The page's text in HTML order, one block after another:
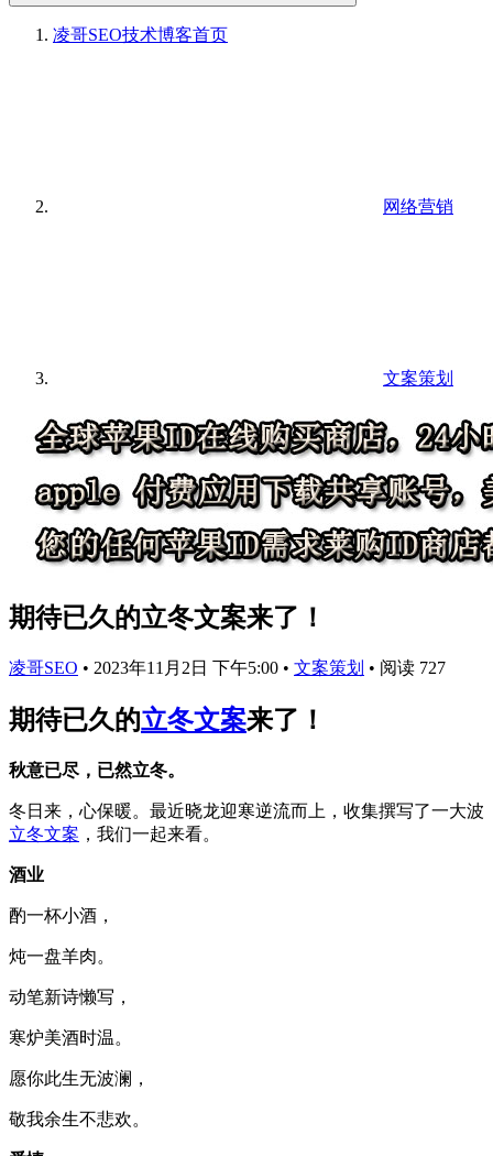
凌哥SEO技术博客首页
网络营销
文案策划
期待已久的立冬文案来了！
凌哥SEO • 2023年11月2日 下午5:00 • 文案策划 • 阅读 727
期待已久的立冬文案来了！
秋意已尽，已然立冬。
冬日来，心保暖。最近晓龙迎寒逆流而上，收集撰写了一大波
立冬文案 ，我们一起来看。
酒业
酌一杯小酒，
炖一盘羊肉。
动笔新诗懒写，
寒炉美酒时温。
愿你此生无波澜，
敬我余生不悲欢。